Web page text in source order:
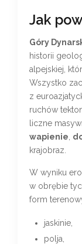
Jak
Góry
historii
alpejskiej,
Wszystko
z
ruchów
liczne
wapienie
krajobraz.
W wyniku
w obrębie
form
jaskinie,
polja,